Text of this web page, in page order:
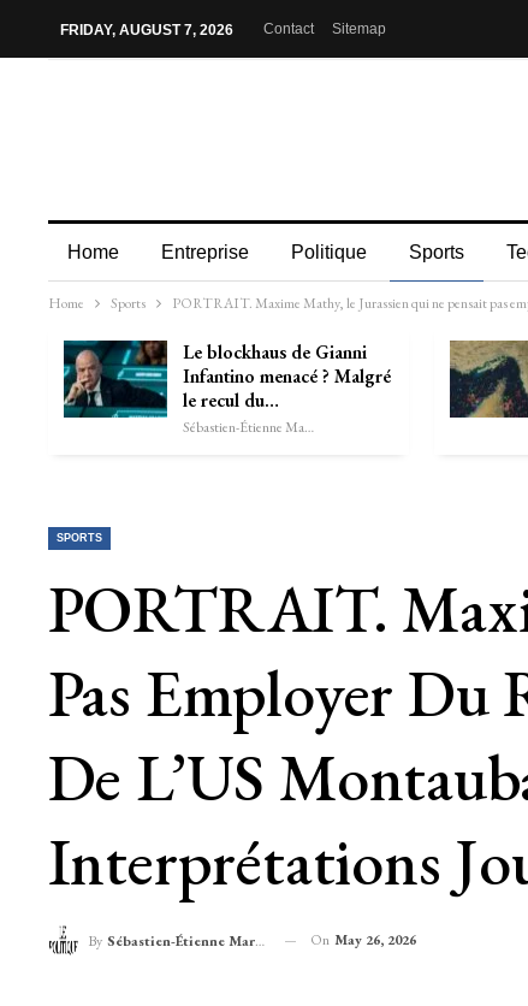
FRIDAY, AUGUST 7, 2026 Contact Sitemap
Home Entreprise Politique Sports
Home Sports PORTRAIT. Maxime Mathy, le Jurassien qui ne pensait pas
Le blockhaus de Gianni
Infantino menacé ? Malgré
le recul du…
Sébastien-Étienne Marechal
SPORTS
PORTRAIT.
Pas Employer Du
De L’US
Interprétations
By Sébastien-Étienne Marechal On May 26, 2026